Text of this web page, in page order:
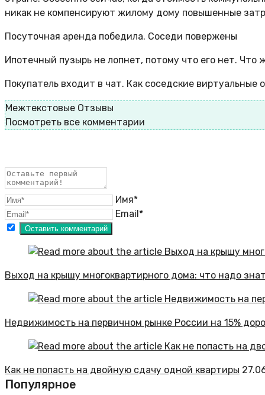
никак не компенсируют жилому дому повышенные
Посуточная аренда победила. Соседи повержены
Ипотечный пузырь не лопнет, потому что его нет.
Покупатель входит в чат. Как соседские
Межтекстовые Отзывы
Посмотреть все комментарии
Имя*
Email*
Выход на крышу многоквартирного дома: что надо
Недвижимость на первичном рынке России на 15%
Как не попасть на двойную сдачу одной квартиры
Популярное